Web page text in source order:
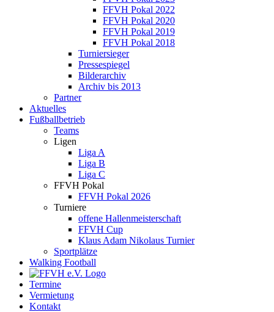
FFVH Pokal 2022
FFVH Pokal 2020
FFVH Pokal 2019
FFVH Pokal 2018
Turniersieger
Pressespiegel
Bilderarchiv
Archiv bis 2013
Partner
Aktuelles
Fußballbetrieb
Teams
Ligen
Liga A
Liga B
Liga C
FFVH Pokal
FFVH Pokal 2026
Turniere
offene Hallenmeisterschaft
FFVH Cup
Klaus Adam Nikolaus Turnier
Sportplätze
Walking Football
Termine
Vermietung
Kontakt